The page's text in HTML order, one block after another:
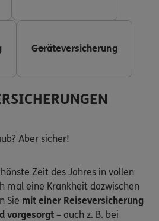
Geräteversicherung
Aber sicher!
Zeit des Jahres in vollen
mal eine Krankheit dazwischen
Sie mit einer Reiseversicherung
vorgesorgt – auch z. B. bei